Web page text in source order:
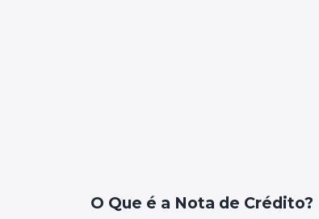
O Que é a Nota de Crédito?